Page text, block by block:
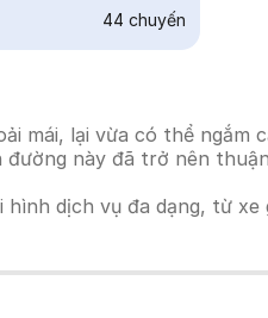
44 chuyến
mái, lại vừa có thể ngắm
này đã trở nên
dịch vụ đa dạng, từ